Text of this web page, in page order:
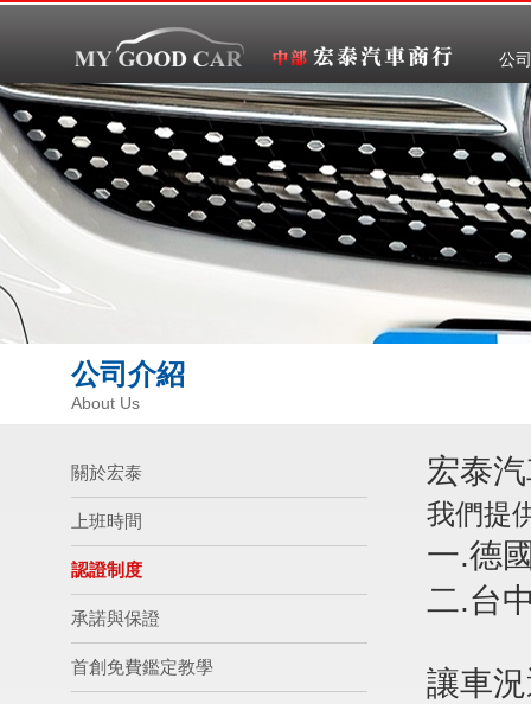
公
公司介紹
About Us
關於宏泰
上班時間
認證制度
承諾與保證
首創免費鑑定教學
宏泰
我們提
一.德
二.台
讓車